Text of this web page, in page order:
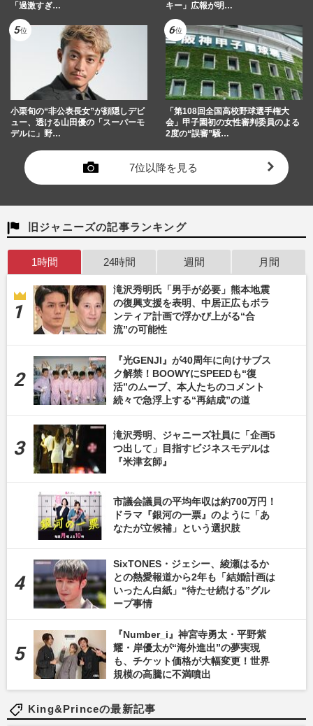
「過激すぎ…
キー」広報が明…
小栗旬の“非公表長女”が顔隠しデビ
ュー、透ける山田優の「スーパーモ
デルに」野…
「第108回全国高校野球選手権大
会」甲子園初の女性審判委員のよる
2度の“誤審”騒…
7位以降を見る
旧ジャニーズの記事ランキング
1時間 24時間 週間 月間
滝沢秀明氏「男手が必要」熊本地震
の復興支援を表明、中居正広もボラ
ンティア計画で浮かび上がる“合
流”の可能性
『光GENJI』が40周年に向けサブス
ク解禁！BOOWYにSPEEDも“復
活”のムーブ、本人たちのコメント
続々で急浮上する“再結成”の道
滝沢秀明、ジャニーズ社員に「企画5
つ出して」目指すビジネスモデルは
『米津玄師』
市議会議員の平均年収は約700万円！
ドラマ『銀河の一票』のように「あ
なたが立候補」という選択肢
SixTONES・ジェシー、綾瀬はるか
との熱愛報道から2年も「結婚計画は
いったん白紙」“待たせ続ける”グル
ープ事情
『Number_i』神宮寺勇太・平野紫
耀・岸優太が“海外進出”の夢実現
も、チケット価格が大幅変更！世界
規模の高騰に不満噴出
King&Princeの最新記事